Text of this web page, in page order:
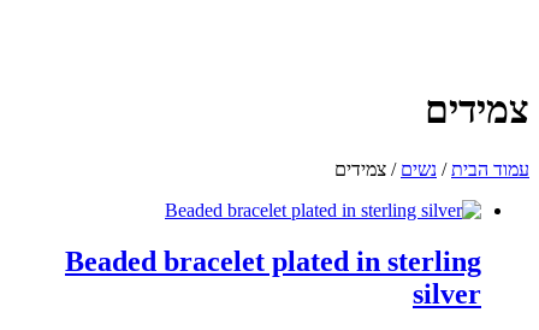
צמידים
עמוד הבית/ נשים / צמידים
Beaded bracelet plated in sterling
silver